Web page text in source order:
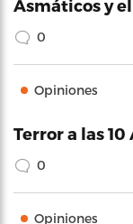
Asmáticos y
0
Opiniones
Terror a las 10
0
Opiniones